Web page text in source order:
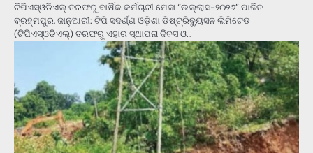
ଟିପିଏସ୍ଓଡିଏଲ୍ ତରଫରୁ ବାର୍ଷିକ କର୍ମଚାରୀ ମେଳା “ଉଲ୍ଲାସ-୨୦୨୬” ପାଳିତ
ବ୍ରହ୍ମପୁର, ଜାନୁଆରୀ: ଟିପି ସଦର୍ଣ୍ଣ ଓଡ଼ିଶା ଡିଷ୍ଟ୍ରିବ୍ୟୁସନ ଲିମିଟେଡ
(ଟିପିଏସ୍ଓଡିଏଲ୍) ତରଫରୁ ଏହାର ସ୍ଥାପନା ଦିବସ ଓ…